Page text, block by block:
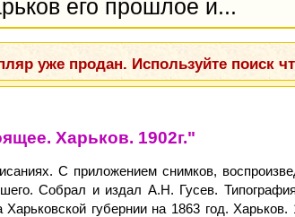
уже продан. Используйте поиск
Харьков. 1902г."
С приложением снимков,
Собрал и издал А.Н. Гусев.
губернии на 1863 год.